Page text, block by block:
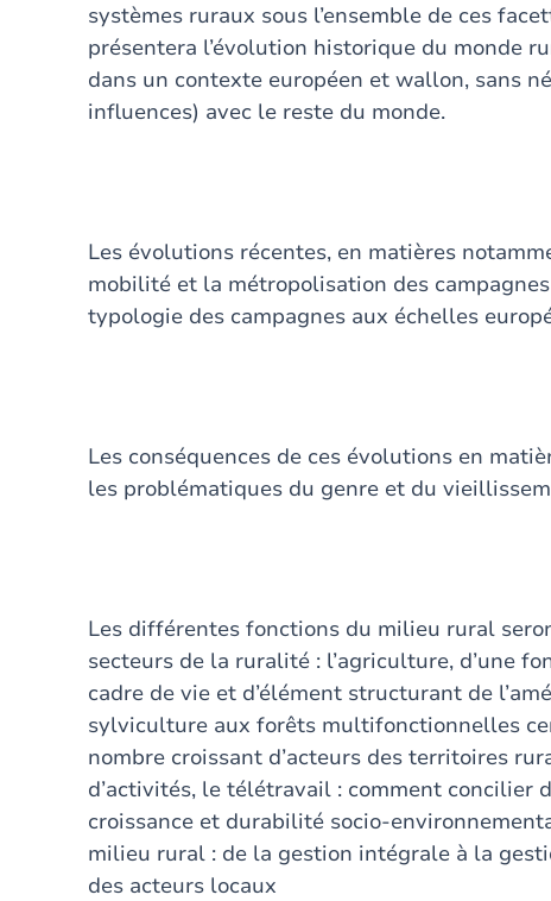
systèmes ruraux sous l’ensemble de ces
présentera l’évolution historique du monde
dans un contexte européen et wallon, sans
influences) avec le reste du monde.
Les évolutions récentes, en matières
mobilité et la métropolisation des
typologie des campagnes aux échelles
Les conséquences de ces évolutions en
les problématiques du genre et du
Les différentes fonctions du milieu rural
secteurs de la ruralité : l’agriculture, d’une
cadre de vie et d’élément structurant de
sylviculture aux forêts multifonctionnelles
nombre croissant d’acteurs des territoires
d’activités, le télétravail : comment concilier
croissance et durabilité socio-
milieu rural : de la gestion intégrale à la
des acteurs locaux